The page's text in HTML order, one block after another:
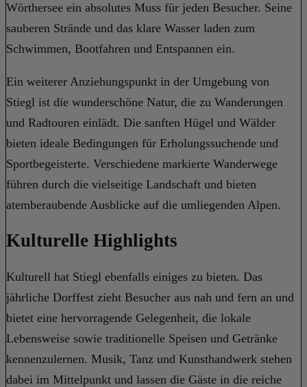
Wörthersee ein absolutes Muss für jeden Besucher. Seine
sauberen Strände und das klare Wasser laden zum
Schwimmen, Bootfahren und Entspannen ein.
Ein weiterer Anziehungspunkt in der Umgebung von
Stiegl ist die wunderschöne Natur, die zu Wanderungen
und Radtouren einlädt. Die sanften Hügel und Wälder
bieten ideale Bedingungen für Erholungssuchende und
Sportbegeisterte. Verschiedene markierte Wanderwege
führen durch die vielseitige Landschaft und bieten
atemberaubende Ausblicke auf die umliegenden Alpen.
Kulturelle Highlights
Kulturell hat Stiegl ebenfalls einiges zu bieten. Das
jährliche Dorffest zieht Besucher aus nah und fern an und
bietet eine hervorragende Gelegenheit, die lokale
Lebensweise sowie traditionelle Speisen und Getränke
kennenzulernen. Musik, Tanz und Kunsthandwerk stehen
dabei im Mittelpunkt und lassen die Gäste in die reiche